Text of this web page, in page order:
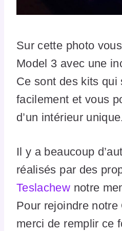
Sur cette photo
Model 3 avec une
Ce sont des kits qui
facilement et vous
d’un intérieur unique.
Il y a beaucoup
réalisés par des
Teslachew notre
Pour rejoindre notre
merci de remplir ce